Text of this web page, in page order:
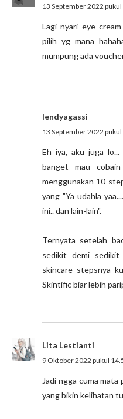
13 September 2022
Lagi nyari eye
pilih yg mana
mumpung ada
lendyagassi
13 September 2022
Eh iya, aku juga lo...
banget mau
menggunakan 10
yang "Ya udahla
ini.. dan lain-lain".
Ternyata setelah
sedikit demi sedikit
skincare stepsnya
Skintific biar lebih
Lita Lestianti
9 Oktober 2022 pukul
Jadi ngga cuma mata
yang bikin kelihatan